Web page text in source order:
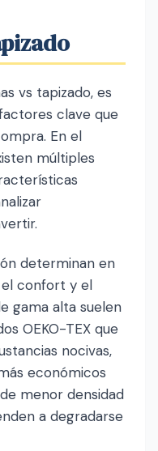
vs tapizado, es
clave que
En el
múltiples
determinan en
el confort y el
gama alta suelen
OEKO-TEX que
nocivas,
económicos
menor densidad
a degradarse